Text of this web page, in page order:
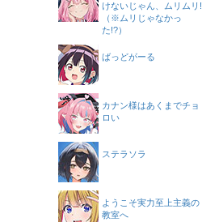
けないじゃん、ムリムリ!
（※ムリじゃなかっ
た!?）
ばっどがーる
カナン様はあくまでチョ
ロい
ステラソラ
ようこそ実力至上主義の
教室へ